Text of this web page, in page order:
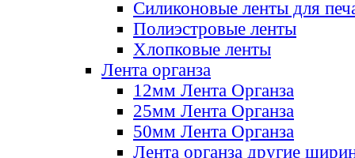
Силиконовые ленты для
Полиэстровые ленты
Хлопковые ленты
Лента органза
12мм Лента Органза
25мм Лента Органза
50мм Лента Органза
Лента органза другие